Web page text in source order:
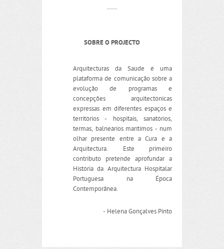
SOBRE O PROJECTO
Arquitecturas da Saúde é uma
plataforma de comunicação sobre a
evolução de programas e
concepções arquitectónicas
expressas em diferentes espaços e
territórios - hospitais, sanatórios,
termas, balneários marítimos - num
olhar presente entre a Cura e a
Arquitectura. Este primeiro
contributo pretende aprofundar a
História da Arquitectura Hospitalar
Portuguesa na Época
Contemporânea.
- Helena Gonçalves Pinto